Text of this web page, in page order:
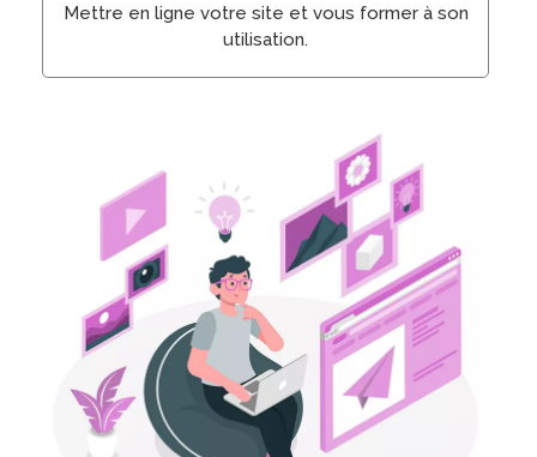
Mettre en ligne votre site et vous former à son
utilisation.